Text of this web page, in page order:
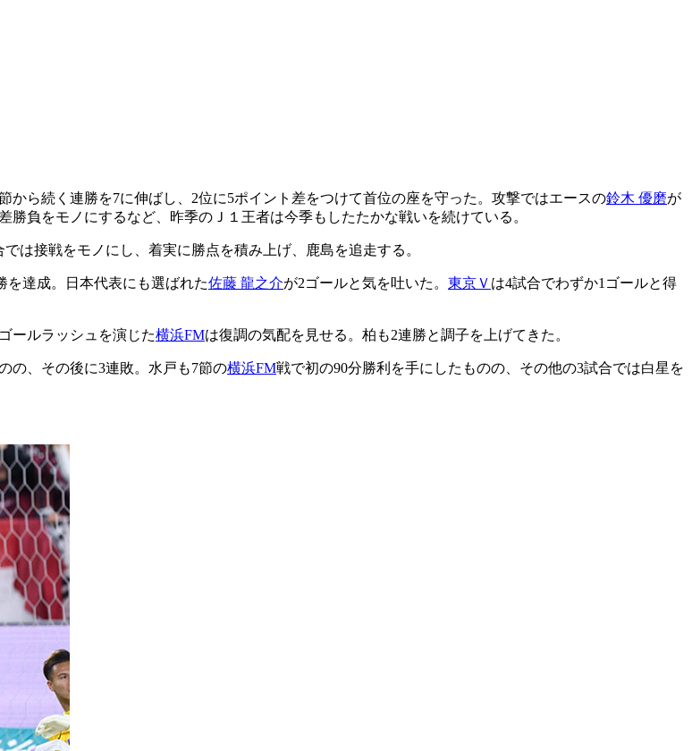
ら続く連勝を7に伸ばし、2位に5ポイント差をつけて首位の座を守った。攻撃ではエースの鈴木 優磨が
負をモノにするなど、昨季のＪ１王者は今季もしたたかな戦いを続けている。
は接戦をモノにし、着実に勝点を積み上げ、鹿島を追走する。
を達成。日本代表にも選ばれた佐藤 龍之介が2ゴールと気を吐いた。 東京Ｖ は4試合でわずか1ゴールと得
ールラッシュを演じた横浜FMは復調の気配を見せる。柏も2連勝と調子を上げてきた。
の、その後に3連敗。水戸も7節の横浜FM戦で初の90分勝利を手にしたものの、その他の3試合では白星を